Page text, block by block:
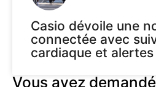
Casio dévoile une
connectée avec
cardiaque et
Vous avez